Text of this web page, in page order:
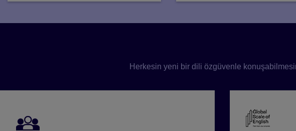
Herkesin yeni bir dili özgüvenle